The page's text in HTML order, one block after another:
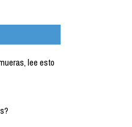
lee esto